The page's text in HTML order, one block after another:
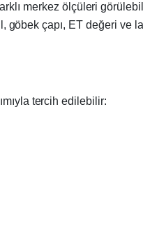
merkez ölçüleri
göbek çapı, ET değeri ve
tercih edilebilir: